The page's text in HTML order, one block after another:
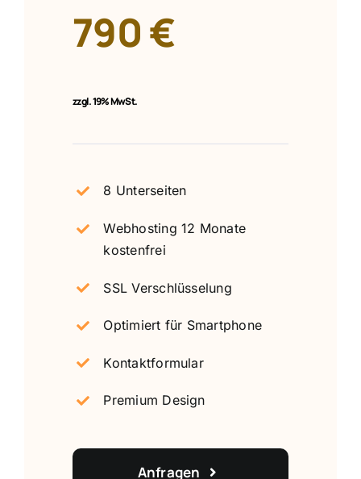
790 €
zzgl.19% MwSt.
8 Unterseiten
Webhosting 12 Monate
kostenfrei
SSL Verschlüsselung
Optimiert für Smartphone
Kontaktformular
Premium Design
Anfragen